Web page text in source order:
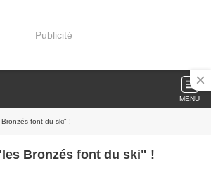
Publicité
MENU
font du ski" !
Bronzés font du ski" !